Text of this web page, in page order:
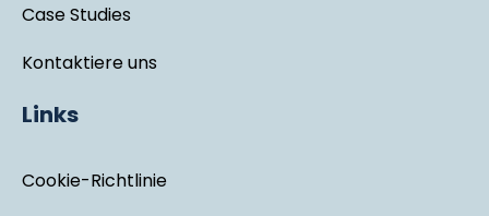
Case Studies
Kontaktiere uns
Links
Cookie-Richtlinie